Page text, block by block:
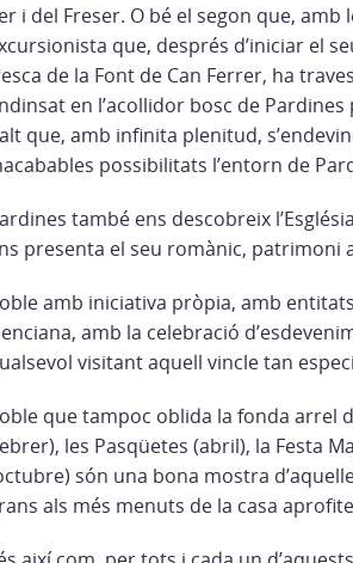
i del Freser. O bé el segon que,
que, després d’iniciar el
de la Font de Can Ferrer, ha
en l’acollidor bosc de
que, amb infinita plenitud,
possibilitats l’entorn de
també ens descobreix
presenta el seu romànic,
amb iniciativa pròpia, amb
amb la celebració
visitant aquell vincle tan
que tampoc oblida la fonda arrel
les Pasqüetes (abril), la Festa
són una bona mostra
als més menuts de la casa